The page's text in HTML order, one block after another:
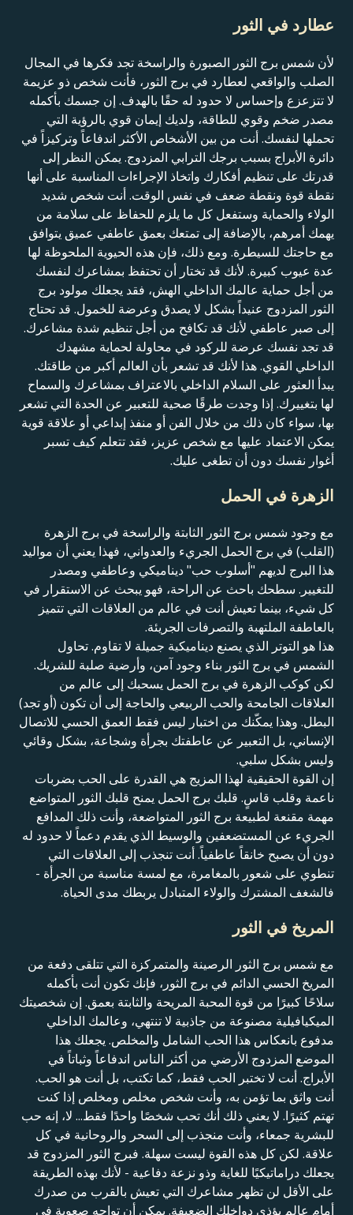
عطارد في الثور
لأن شمس برج الثور الصبورة والراسخة تجد فكرها في المجال
الصلب والواقعي لعطارد في برج الثور، فأنت شخص ذو عزيمة
لا تتزعزع وإحساس لا حدود له حقًا بالهدف. إن جسمك بأكمله
مصدر ضخم وقوي للطاقة، ولديك إيمان قوي بالرؤية التي
تحملها لنفسك. أنت من بين الأشخاص الأكثر اندفاعاً وتركيزاً في
دائرة الأبراج بسبب برجك الترابي المزدوج. يمكن النظر إلى
قدرتك على تنظيم أفكارك واتخاذ الإجراءات المناسبة على أنها
نقطة قوة ونقطة ضعف في نفس الوقت. أنت شخص شديد
الولاء والحماية وستفعل كل ما يلزم للحفاظ على سلامة من
يهمك أمرهم، بالإضافة إلى تمتعك بعمق عاطفي عميق يتوافق
مع حاجتك للسيطرة. ومع ذلك، فإن هذه الحيوية الملحوظة لها
عدة عيوب كبيرة. لأنك قد تختار أن تحتفظ بمشاعرك لنفسك
من أجل حماية عالمك الداخلي الهش، فقد يجعلك مولود برج
الثور المزدوج عنيداً بشكل لا يصدق وعرضة للخمول. قد تحتاج
إلى صبر عاطفي لأنك قد تكافح من أجل تنظيم شدة مشاعرك.
قد تجد نفسك عرضة للركود في محاولة لحماية مشهدك
الداخلي القوي. هذا لأنك قد تشعر بأن العالم أكبر من طاقتك.
يبدأ العثور على السلام الداخلي بالاعتراف بمشاعرك والسماح
لها بتغييرك. إذا وجدت طرقًا صحية للتعبير عن الحدة التي تشعر
بها، سواء كان ذلك من خلال الفن أو منفذ إبداعي أو علاقة قوية
يمكن الاعتماد عليها مع شخص عزيز، فقد تتعلم كيف تسبر
أغوار نفسك دون أن تطغى عليك.
الزهرة في الحمل
مع وجود شمس برج الثور الثابتة والراسخة في برج الزهرة
(القلب) في برج الحمل الجريء والعدواني، فهذا يعني أن مواليد
هذا البرج لديهم "أسلوب حب" ديناميكي وعاطفي ومصدر
للتغيير. سطحك باحث عن الراحة، فهو يبحث عن الاستقرار في
كل شيء، بينما تعيش أنت في عالم من العلاقات التي تتميز
بالعاطفة الملتهبة والتصرفات الجريئة.
هذا هو التوتر الذي يصنع ديناميكية جميلة لا تقاوم. تحاول
الشمس في برج الثور بناء وجود آمن، وأرضية صلبة للشريك.
لكن كوكب الزهرة في برج الحمل يسحبك إلى عالم من
العلاقات الجامحة والحب الربيعي والحاجة إلى أن تكون (أو تجد)
البطل. وهذا يمكّنك من اختبار ليس فقط العمق الحسي للاتصال
الإنساني، بل التعبير عن عاطفتك بجرأة وشجاعة، بشكل وقائي
وليس بشكل سلبي.
إن القوة الحقيقية لهذا المزيج هي القدرة على الحب بضربات
ناعمة وقلب قاسٍ. قلبك برج الحمل يمنح قلبك الثور المتواضع
مهمة مقنعة لطبيعة برج الثور المتواضعة، وأنت ذلك المدافع
الجريء عن المستضعفين والوسيط الذي يقدم دعماً لا حدود له
دون أن يصبح خانقاً عاطفياً. أنت تنجذب إلى العلاقات التي
تنطوي على شعور بالمغامرة، مع لمسة مناسبة من الجرأة -
فالشغف المشترك والولاء المتبادل يربطك مدى الحياة.
المريخ في الثور
مع شمس برج الثور الرصينة والمتمركزة التي تتلقى دفعة من
المريخ الحسي الدائم في برج الثور، فإنك تكون أنت بأكمله
سلاحًا كبيرًا من قوة المحبة المريحة والثابتة بعمق. إن شخصيتك
الميكيافيلية مصنوعة من جاذبية لا تنتهي، وعالمك الداخلي
مدفوع بانعكاس هذا الحب الشامل والمخلص. يجعلك هذا
الموضع المزدوج الأرضي من أكثر الناس اندفاعاً وثباتاً في
الأبراج. أنت لا تختبر الحب فقط، كما تكتب، بل أنت هو الحب.
أنت واثق بما تؤمن به، وأنت شخص مخلص ومخلص إذا كنت
تهتم كثيرًا. لا يعني ذلك أنك تحب شخصًا واحدًا فقط... لا، إنه حب
للبشرية جمعاء، وأنت منجذب إلى السحر والروحانية في كل
علاقة. لكن كل هذه القوة ليست سهلة. فبرج الثور المزدوج قد
يجعلك دراماتيكيًا للغاية وذو نزعة دفاعية - لأنك بهذه الطريقة
على الأقل لن تظهر مشاعرك التي تعيش بالقرب من صدرك
أمام عالم يؤذي دواخلك الضعيفة. يمكن أن تواجه صعوبة في